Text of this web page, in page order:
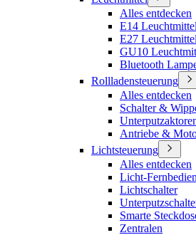
Alles entdecken
E14 Leuchtmittel
E27 Leuchtmittel
GU10
Bluetooth
Rollladensteuerung
Alles entdecken
Schalter &
Antriebe &
Lichtsteuerung
Alles entdecken
Licht-
Lichtschalter
Smarte
Zentralen